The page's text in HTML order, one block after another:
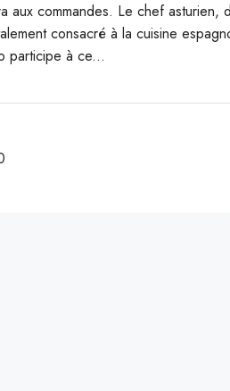
aux commandes. Le chef
consacré à la cuisine
participe à ce...